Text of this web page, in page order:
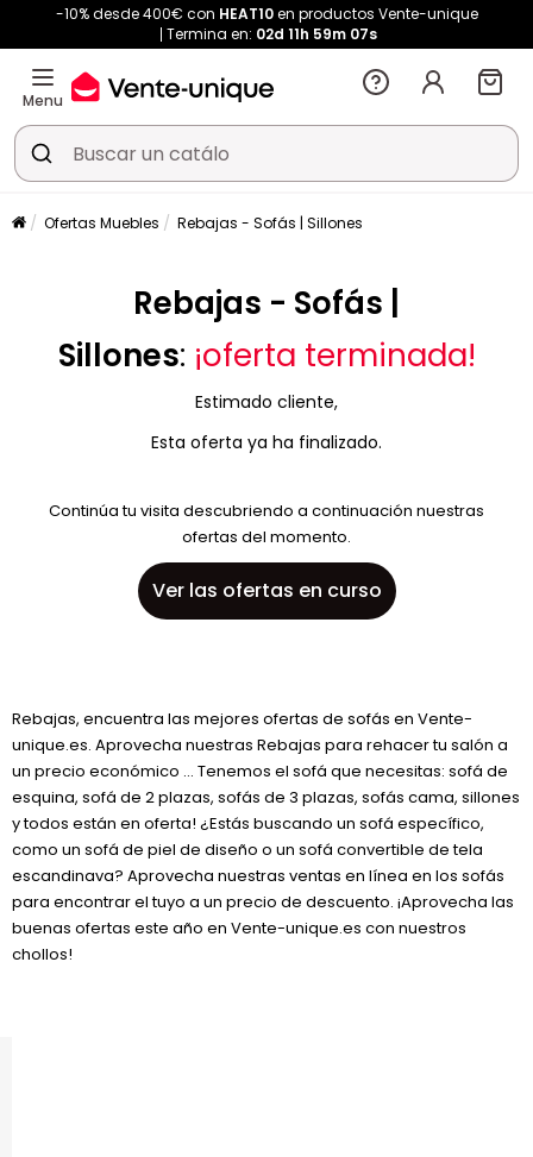
-10% desde 400€ con HEAT10en productos Vente-unique
Termina en: 02d 11h 59m 07s
Menu
Ofertas Muebles Rebajas - Sofás | Sillones
Rebajas - Sofás |
Sillones: ¡oferta terminada!
Estimado cliente,
Esta oferta ya ha finalizado.
Continúa tu visita descubriendo a continuación nuestras
ofertas del momento.
Ver las ofertas en curso
Rebajas, encuentra las mejores ofertas de sofás en Vente-
unique.es. Aprovecha nuestras Rebajas para rehacer tu salón a
un precio económico ... Tenemos el sofá que necesitas: sofá de
esquina, sofá de 2 plazas, sofás de 3 plazas, sofás cama, sillones
y todos están en oferta! ¿Estás buscando un sofá específico,
como un sofá de piel de diseño o un sofá convertible de tela
escandinava? Aprovecha nuestras ventas en línea en los sofás
para encontrar el tuyo a un precio de descuento. ¡Aprovecha las
buenas ofertas este año en Vente-unique.es con nuestros
chollos!